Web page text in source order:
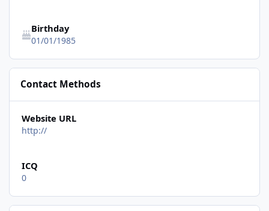
Birthday
01/01/1985
Contact Methods
Website URL
http://
ICQ
0